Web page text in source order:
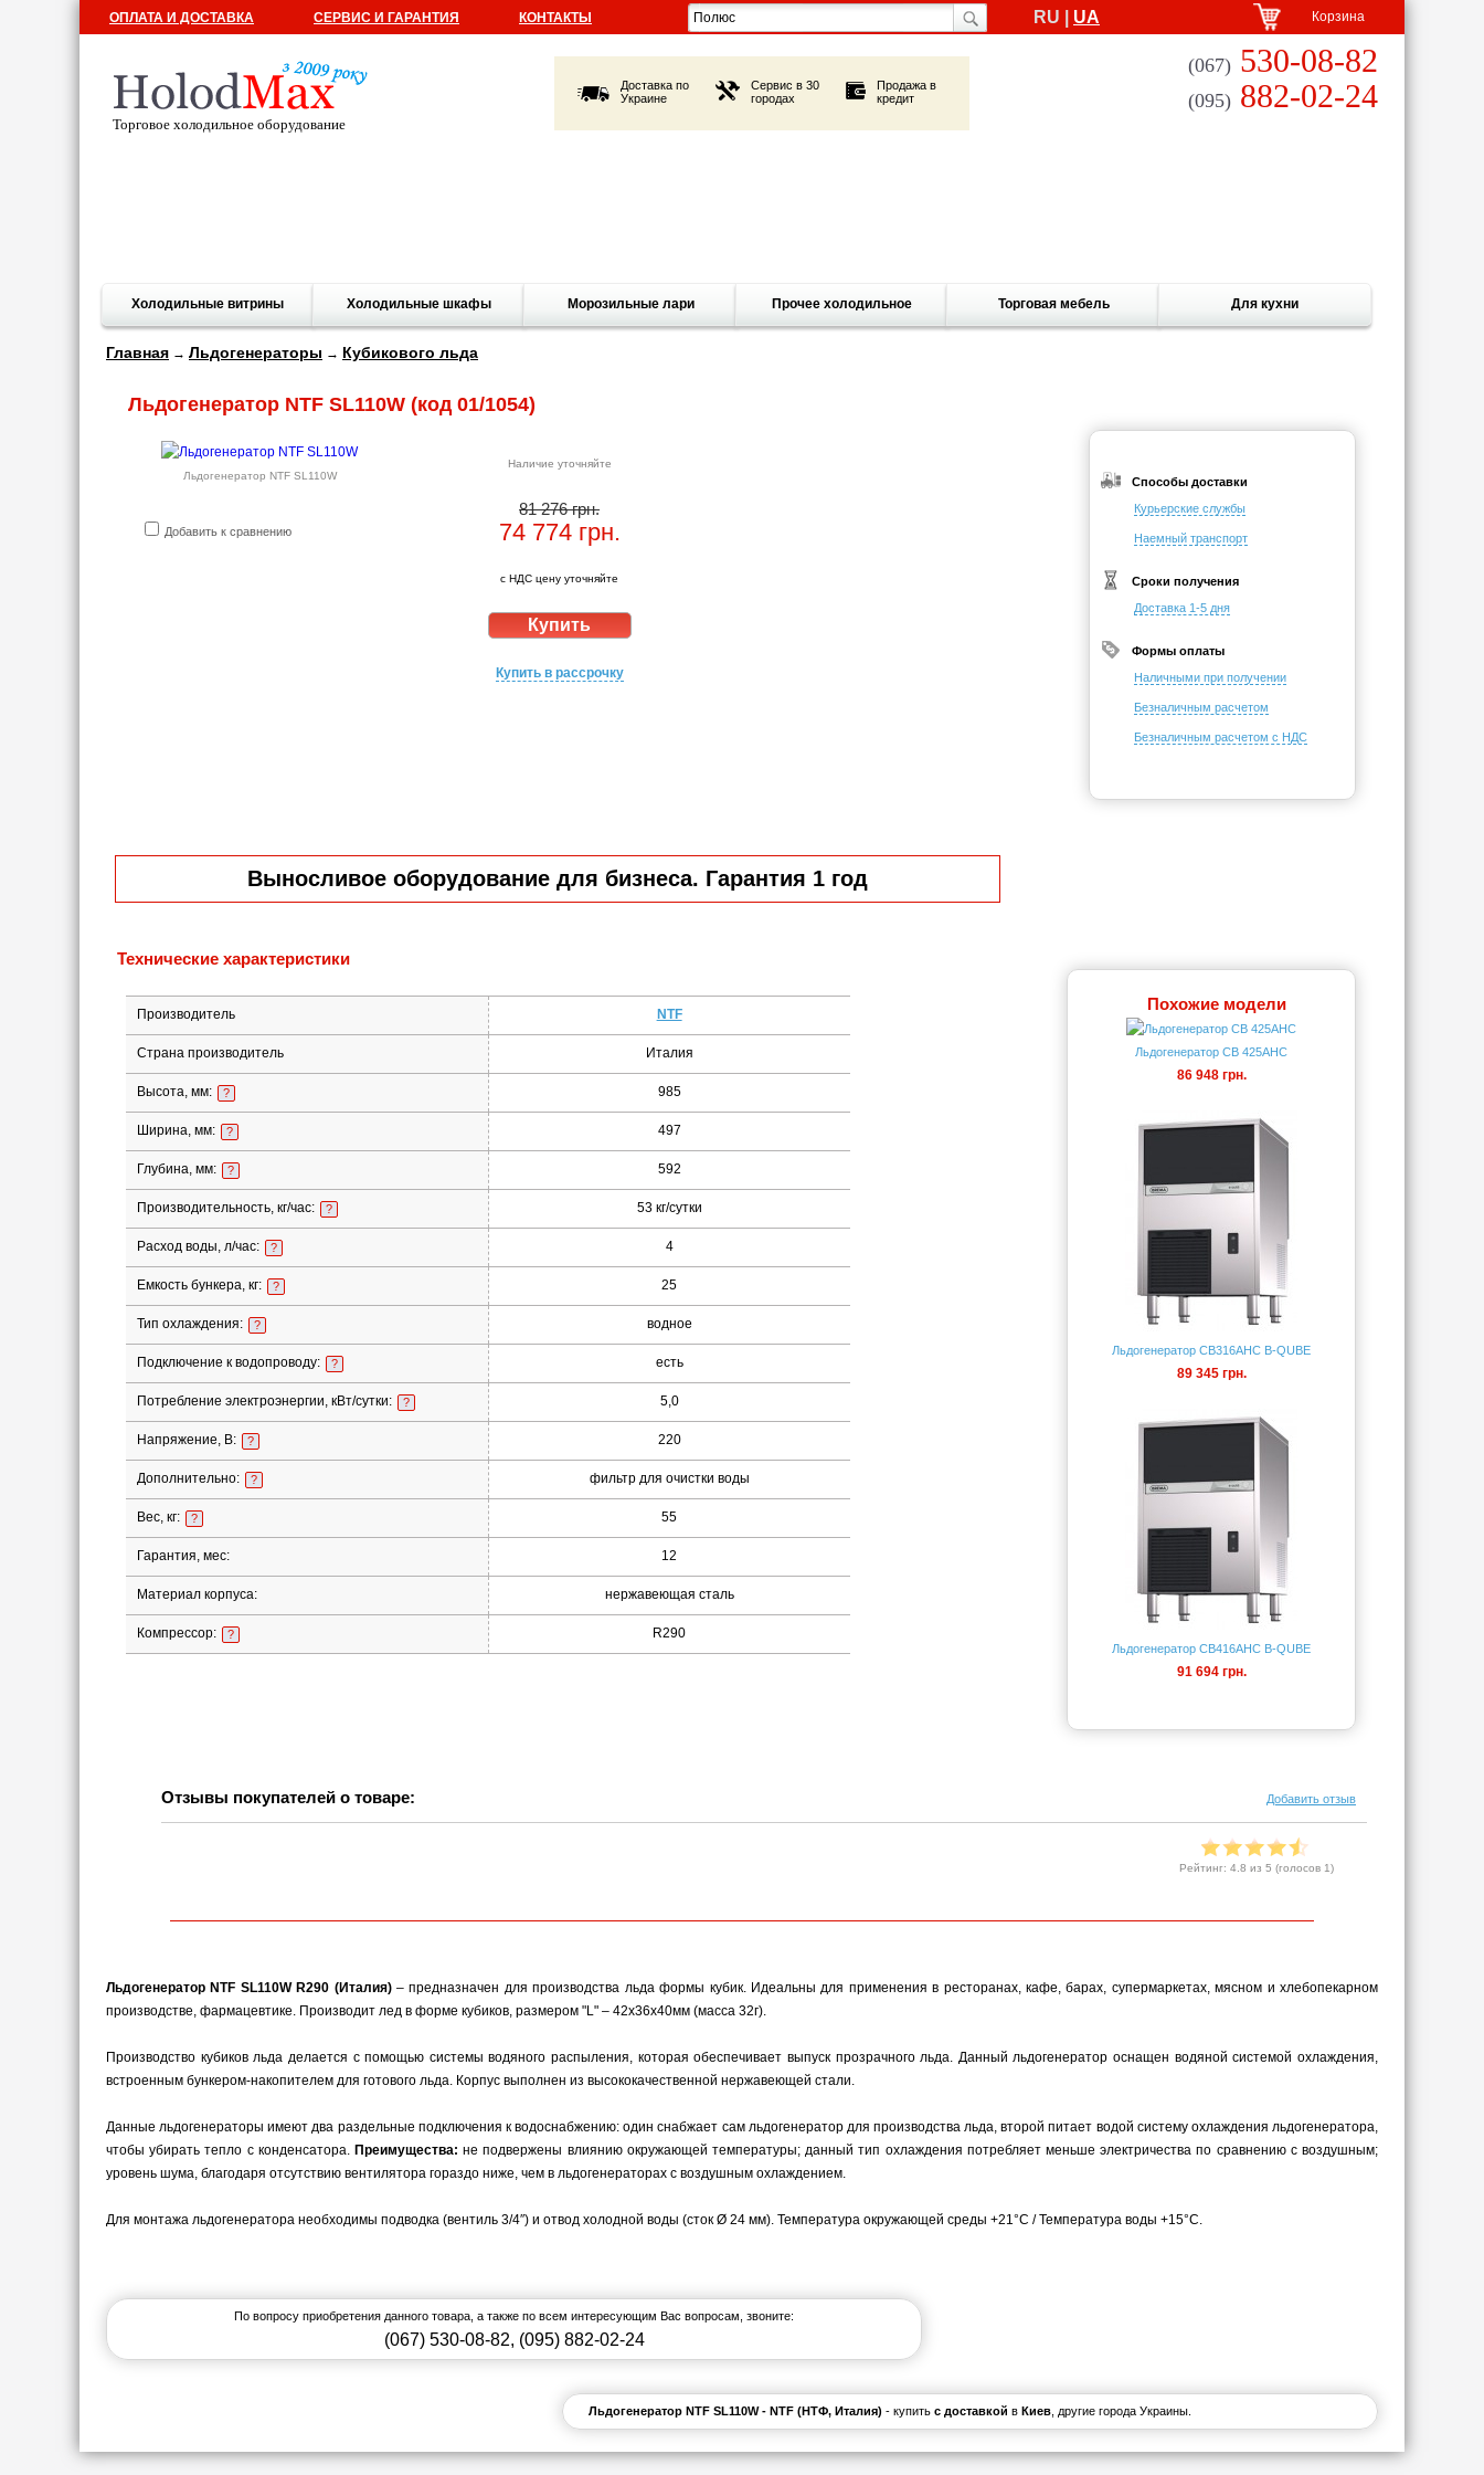
ОПЛАТА И ДОСТАВКА СЕРВИС И ГАРАНТИЯ КОНТАКТЫ RU | UA Корзина
Торговое холодильное оборудование
Доставка по
Украине
Сервис в 30
городах
Продажа в
кредит
(067) 530-08-82
(095) 882-02-24
Холодильные витрины Холодильные шкафы Морозильные лари Прочее холодильное Торговая мебель Для кухни
Главная → Льдогенераторы → Кубикового льда
Льдогенератор NTF SL110W (код 01/1054)
Льдогенератор NTF SL110W
Добавить к сравнению
Наличие уточняйте
81 276 грн.
74 774грн.
с НДС цену уточняйте
Купить в рассрочку
Способы доставки
Курьерские службы
Наемный транспорт
Сроки получения
Доставка 1-5 дня
Формы оплаты
Наличными при получении
Безналичным расчетом
Безналичным расчетом с НДС
Выносливое оборудование для бизнеса. Гарантия 1 год
Технические характеристики
Производитель NTF
Страна производитель Италия
Высота, мм: ? 985
Ширина, мм: ? 497
Глубина, мм: ? 592
Производительность, кг/час: ? 53 кг/сутки
Расход воды, л/час: ? 4
Емкость бункера, кг: ? 25
Тип охлаждения: ? водное
Подключение к водопроводу: ? есть
Потребление электроэнергии, кВт/сутки: ? 5,0
Напряжение, В: ? 220
Дополнительно: ? фильтр для очистки воды
Вес, кг: ? 55
Гарантия, мес: 12
Материал корпуса: нержавеющая сталь
Компрессор: ? R290
Похожие модели
Льдогенератор CB 425АНС
86 948 грн.
Льдогенератор CB316AHC B-QUBE
89 345 грн.
Льдогенератор CB416AHC B-QUBE
91 694 грн.
Отзывы покупателей о товаре: Добавить отзыв
Рейтинг: 4.8 из 5 (голосов 1)
Льдогенератор NTF SL110W R290 (Италия)– предназначен для производства льда формы кубик. Идеальны для применения в ресторанах, кафе, барах, супермаркетах, мясном и хлебопекарном
производстве, фармацевтике. Производит лед в форме кубиков, размером "L" – 42х36х40мм (масса 32г).
Производство кубиков льда делается с помощью системы водяного распыления, которая обеспечивает выпуск прозрачного льда. Данный льдогенератор оснащен водяной системой охлаждения,
встроенным бункером-накопителем для готового льда. Корпус выполнен из высококачественной нержавеющей стали.
Данные льдогенераторы имеют два раздельные подключения к водоснабжению: один снабжает сам льдогенератор для производства льда, второй питает водой систему охлаждения льдогенератора,
чтобы убирать тепло с конденсатора. Преимущества:не подвержены влиянию окружающей температуры; данный тип охлаждения потребляет меньше электричества по сравнению с воздушным;
уровень шума, благодаря отсутствию вентилятора гораздо ниже, чем в льдогенераторах с воздушным охлаждением.
Для монтажа льдогенератора необходимы подводка (вентиль 3/4″) и отвод холодной воды (сток Ø 24 мм). Температура окружающей среды +21°C / Температура воды +15°C.
По вопросу приобретения данного товара, а также по всем интересующим Вас вопросам, звоните:
(067) 530-08-82, (095) 882-02-24
Льдогенератор NTF SL110W - NTF (НТФ, Италия) - купить с доставкой в Киев, другие города Украины.